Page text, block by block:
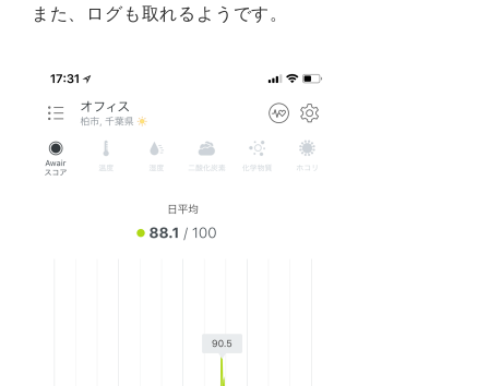
また、ログも取れるようです。